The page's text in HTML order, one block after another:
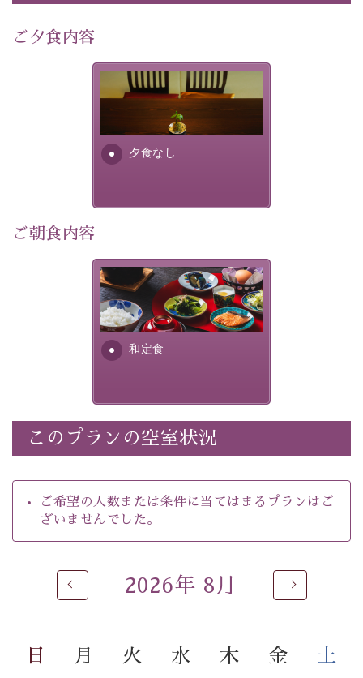
ホタルが織りなす幻想的な光景。昨年は多い日で1日
4,000匹以上のホタルが観測されました。（
像：辰野町）
自然豊かな信州ならではの風情をご体験ください。
宿泊期間：2026年6月13日～21日
【スケジュール】
19：10 お隣の「ホテル紅や」ロビー集合
20：00 ほたる童謡公園到着（60分間の自由時間）
21：00 ほたる童謡公園出発
21：45 「ホテル紅や」到着
【ご予約前にご確認ください】
※本プランはバスの定員に限りがあるため、先着順での
ご案内となります。
※ご予約完了後でも、時間差により満席となる場合がご
ざいます。その際は当館よりご連絡申し上げます。
※催行人数に満たない場合は、催行を見合わせる場合が
※ほたる童謡公園では自由行動となります（ガイドは付
きません）。
※ホタルの発生は自然条件に左右されるため、ご覧いた
だけない場合もございます。
-----------【安心への取り組み】----------
個室料亭、貸切風呂のご利用が可能な上、 安心安全にご
滞在いただけるよう
徹底した衛生管理を行っております。
-------------------------------------------------
ほたる童謡公園までのご送迎＆入園券
ご夕食内容
夕食なし
夕食なしご夕食を追加される
場合は、二食付きのプランを
お選びくださいませ。
ご朝食内容
和定食
さっぱりとした和食膳に使わ
れる食材は、諏訪の名産品を
ふんだんに取り入れ、安心・
安全を心掛けた長野県産...
このプランの空室状況
ご希望の人数または条件に当てはまるプランはご
ざいませんでした。
2026年 8月
日 月 火 水 木 金 土